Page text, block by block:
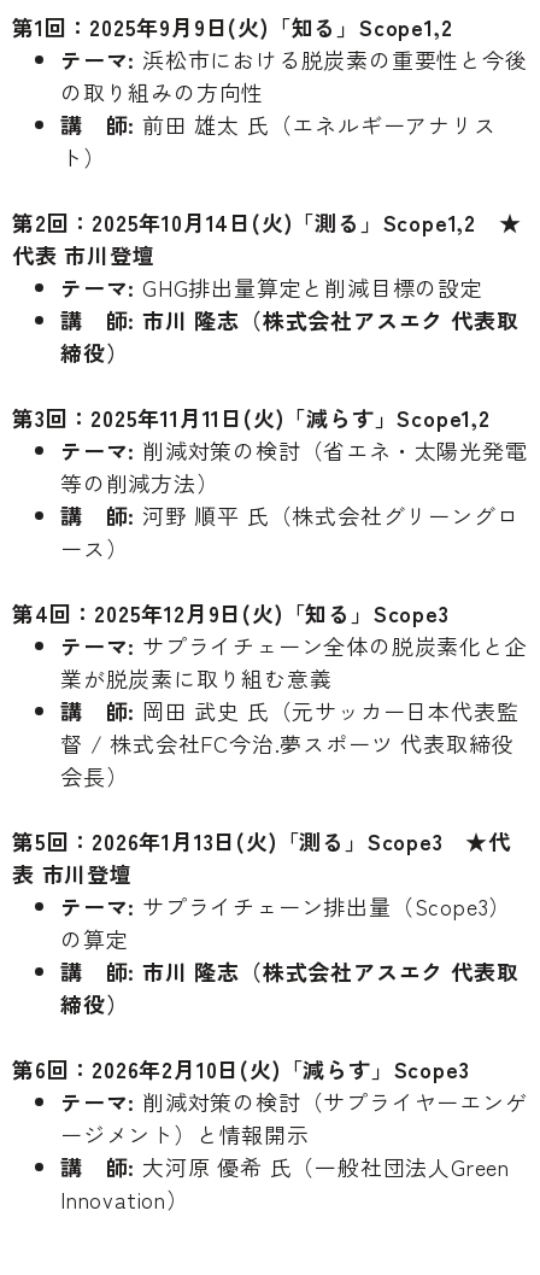
第1回：2025年9月9日(火)「知る」Scope1,2
テーマ: 浜松市における脱炭素の重要性と今後
の取り組みの方向性
講 師: 前田 雄太 氏（エネルギーアナリス
ト）
第2回：2025年10月14日(火)「測る」Scope1,2 ★
代表 市川登壇
テーマ: GHG排出量算定と削減目標の設定
講 師: 市川 隆志（株式会社アスエク 代表取
締役）
第3回：2025年11月11日(火)「減らす」Scope1,2
テーマ: 削減対策の検討（省エネ・太陽光発電
等の削減方法）
講 師: 河野 順平 氏（株式会社グリーングロ
ース）
第4回：2025年12月9日(火)「知る」Scope3
テーマ: サプライチェーン全体の脱炭素化と企
業が脱炭素に取り組む意義
講 師: 岡田 武史 氏（元サッカー日本代表監
督 / 株式会社FC今治.夢スポーツ 代表取締役
会長）
第5回：2026年1月13日(火)「測る」Scope3 ★代
表 市川登壇
テーマ: サプライチェーン排出量（Scope3）
の算定
講 師: 市川 隆志（株式会社アスエク 代表取
締役）
第6回：2026年2月10日(火)「減らす」Scope3
テーマ: 削減対策の検討（サプライヤーエンゲ
ージメント）と情報開示
講 師: 大河原 優希 氏（一般社団法人Green
Innovation）